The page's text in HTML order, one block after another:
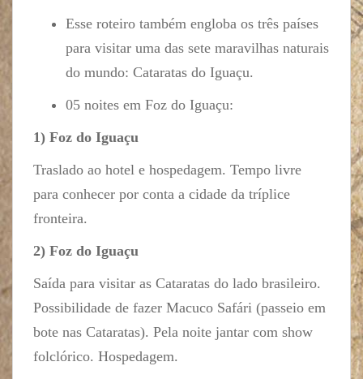
Esse roteiro também engloba os três países
para visitar uma das sete maravilhas naturais
do mundo: Cataratas do Iguaçu.
05 noites em Foz do Iguaçu:
1) Foz do Iguaçu
Traslado ao hotel e hospedagem. Tempo livre
para conhecer por conta a cidade da tríplice
fronteira.
2) Foz do Iguaçu
Saída para visitar as Cataratas do lado brasileiro.
Possibilidade de fazer Macuco Safári (passeio em
bote nas Cataratas). Pela noite jantar com show
folclórico. Hospedagem.